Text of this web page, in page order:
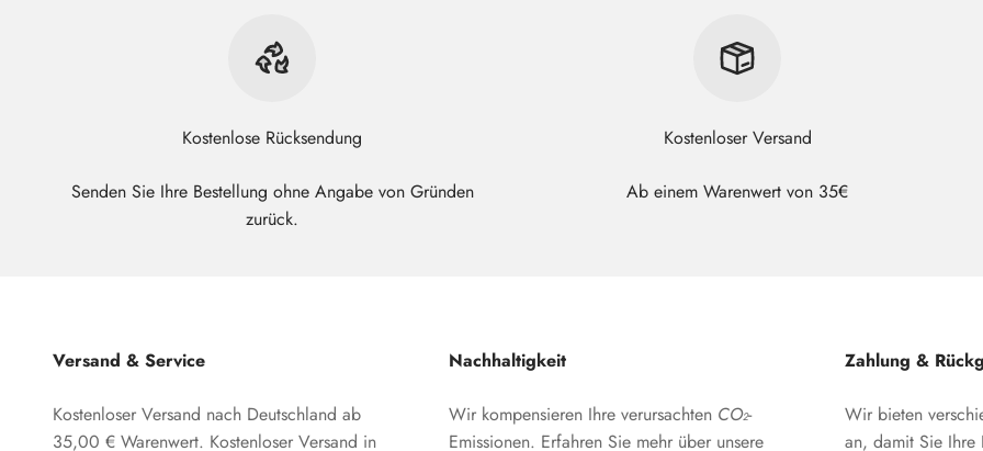
Kostenlose Rücksendung
Senden Sie Ihre Bestellung ohne Angabe von Gründen
zurück.
Kostenloser Versand
Ab einem Warenwert von 35€
Versand & Service
Kostenloser Versand nach Deutschland ab
35,00 € Warenwert. Kostenloser Versand in
Nachhaltigkeit
Wir kompensieren Ihre verursachten CO₂-
Emissionen. Erfahren Sie mehr über unsere
Zahlung &
Wir bieten
an, damit Sie Ihre